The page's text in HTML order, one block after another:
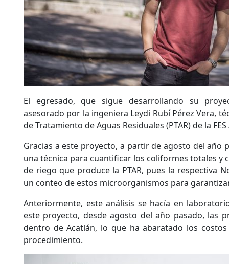
El egresado, que sigue desarrollando su
asesorado por la ingeniera Leydi Rubí Pérez Vera,
de Tratamiento de Aguas Residuales (PTAR) de la
Gracias a este proyecto, a partir de agosto del año
una técnica para cuantificar los coliformes totales y
de riego que produce la PTAR, pues la respectiva
un conteo de estos microorganismos para
Anteriormente, este análisis se hacía en
este proyecto, desde agosto del año pasado, las
dentro de Acatlán, lo que ha abaratado los
procedimiento.